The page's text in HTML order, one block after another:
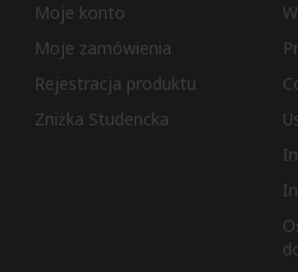
Moje konto
Moje zamówienia
Rejestracja produktu
Zniżka Studencka